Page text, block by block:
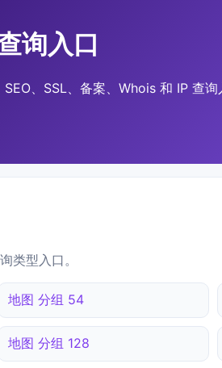
询入口
、SSL、备案、Whois 和 IP 查询
类型入口。
地图 分组 54
地图 分组 128